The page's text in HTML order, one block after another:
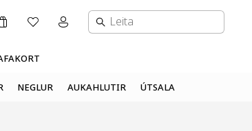
Karfa ÓskalistiMínar síður valmynd
NEGLUR AUKAHLUTIR ÚTSALA